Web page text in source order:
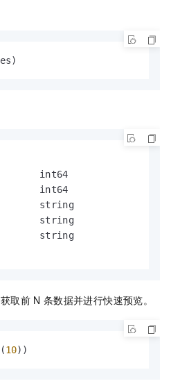
int64
int64
string
string
string
取前 N 条数据并进行快速预览。
10))